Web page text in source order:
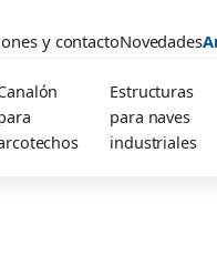
Estructuras
para naves
industriales
y contactoNovedades